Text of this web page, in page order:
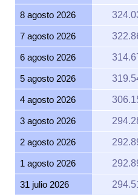
8 agosto 2026
7 agosto 2026
6 agosto 2026
5 agosto 2026
4 agosto 2026
3 agosto 2026
2 agosto 2026
1 agosto 2026
31 julio 2026